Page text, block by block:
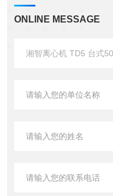
ONLINE MESSAGE